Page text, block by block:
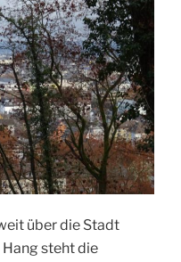
über die Stadt
Hang steht die